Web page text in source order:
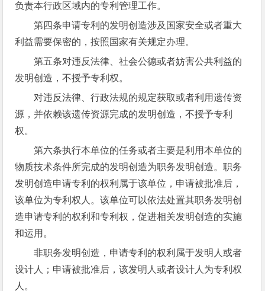
负责本行政区域内的专利管理工作。
第四条申请专利的发明创造涉及国家安全或者重大
利益需要保密的，按照国家有关规定办理。
第五条对违反法律、社会公德或者妨害公共利益的
发明创造，不授予专利权。
对违反法律、行政法规的规定获取或者利用遗传资
源，并依赖该遗传资源完成的发明创造，不授予专利
权。
第六条执行本单位的任务或者主要是利用本单位的
物质技术条件所完成的发明创造为职务发明创造。职务
发明创造申请专利的权利属于该单位，申请被批准后，
该单位为专利权人。该单位可以依法处置其职务发明创
造申请专利的权利和专利权，促进相关发明创造的实施
和运用。
非职务发明创造，申请专利的权利属于发明人或者
设计人；申请被批准后，该发明人或者设计人为专利权
人。